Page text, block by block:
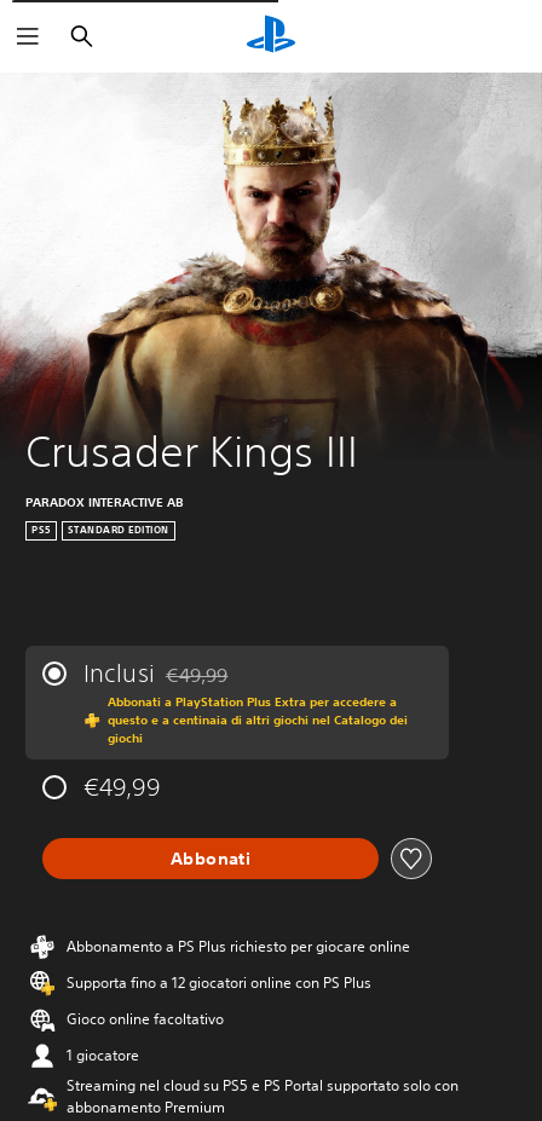
Cerca
Crusader Kings III
PARADOX INTERACTIVE AB
PS5 STANDARD EDITION
Inclusi Scontato dal prezzo originale di €49,99
€49,99
Abbonati a PlayStation Plus Extra per accedere a
questo e a centinaia di altri giochi nel Catalogo dei
giochi
€49,99
Abbonati
Abbonamento a PS Plus richiesto per giocare online
Supporta fino a 12 giocatori online con PS Plus
Gioco online facoltativo
1 giocatore
Streaming nel cloud su PS5 e PS Portal supportato solo con
abbonamento Premium